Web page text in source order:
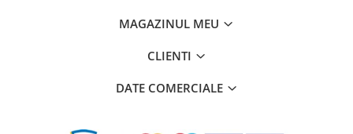
MAGAZINUL MEU
CLIENTI
DATE COMERCIALE